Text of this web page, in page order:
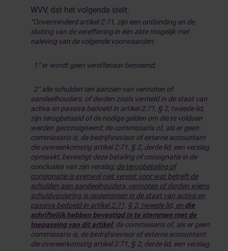
WVV, dat het volgende stelt:
“Onverminderd artikel 2:71, zijn een ontbinding en de
sluiting van de vereffening in één akte mogelijk met
naleving van de volgende voorwaarden:
1° er wordt geen vereffenaar benoemd;
2° alle schulden ten aanzien van vennoten of
aandeelhouders, of derden zoals vermeld in de staat van
activa en passiva bedoeld in artikel 2:71, § 2, tweede lid,
zijn terugbetaald of de nodige gelden om die te voldoen
werden geconsigneerd; de commissaris of, als er geen
commissaris is, de bedrijfsrevisor of externe accountant
die overeenkomstig artikel 2:71, § 2, derde lid, een verslag
opmaakt, bevestigt deze betaling of consignatie in de
conclusies van zijn verslag;de terugbetaling of
consignatie is evenwel niet vereist voor wat betreft de
schulden aan aandeelhouders, vennoten of derden wiens
schuldvordering is opgenomen in de staat van activa en
passiva bedoeld in artikel 2:71, § 2, tweede lid, en die
schriftelijk hebben bevestigd in te stemmen met de
toepassing van dit artikel;de commissaris of, als er geen
commissaris is, de bedrijfsrevisor of externe accountant
die overeenkomstig artikel 2:71, § 2, derde lid, een verslag